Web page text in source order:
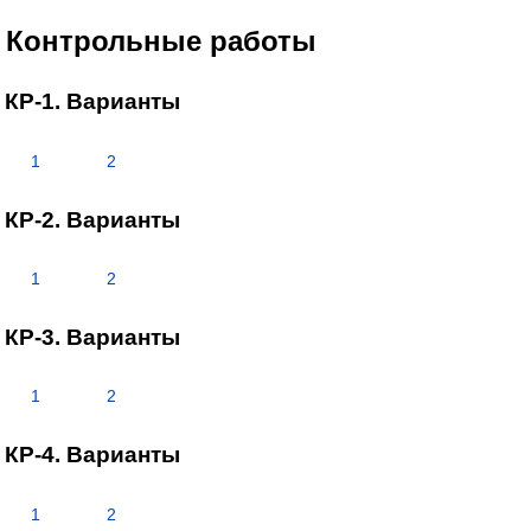
Контрольные работы
КР-1. Варианты
1 2
КР-2. Варианты
1 2
КР-3. Варианты
1 2
КР-4. Варианты
1 2